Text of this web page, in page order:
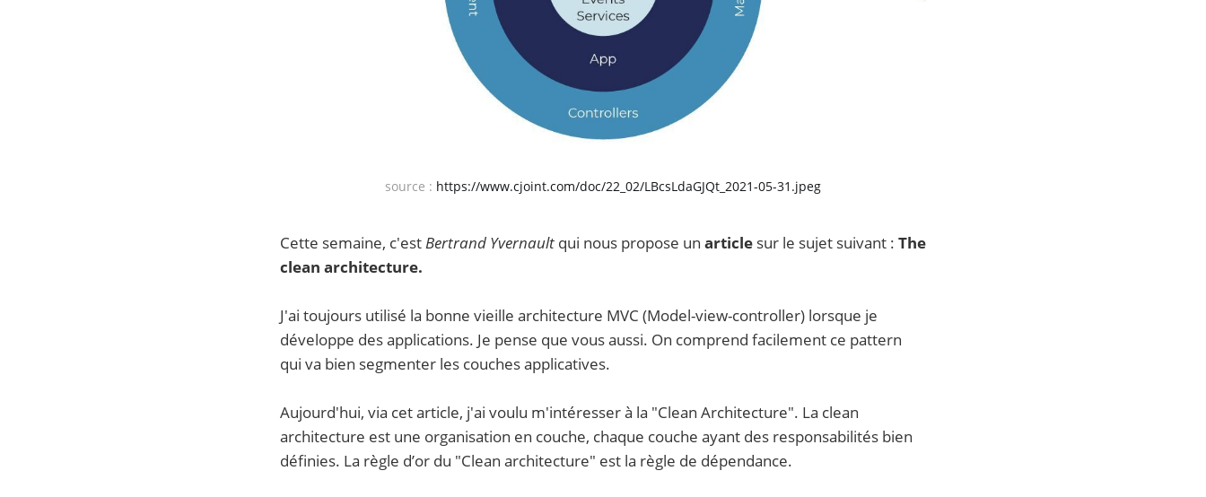
source : https://www.cjoint.com/doc/22_02/LBcsLdaGJQt_2021-05-31.jpeg
Cette semaine, c'estBertrand Yvernault qui nous propose un article sur le sujet suivant : The
clean architecture.
J'ai toujours utilisé la bonne vieille architecture MVC (Model-view-controller) lorsque je
développe des applications. Je pense que vous aussi. On comprend facilement ce pattern
qui va bien segmenter les couches applicatives.
Aujourd'hui, via cet article, j'ai voulu m'intéresser à la "Clean Architecture". La clean
architecture est une organisation en couche, chaque couche ayant des responsabilités bien
définies. La règle d’or du "Clean architecture" est la règle de dépendance.